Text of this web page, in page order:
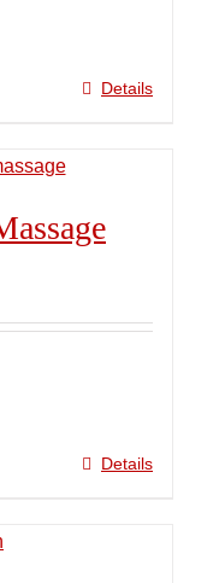
Details
Details